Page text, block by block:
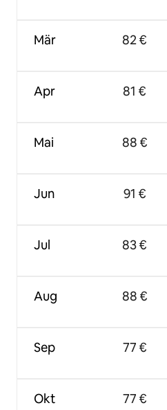
Mär
Apr
Mai
Jun
Jul
Aug
Sep
Okt
82 €
81 €
88 €
91 €
83 €
88 €
77 €
77 €